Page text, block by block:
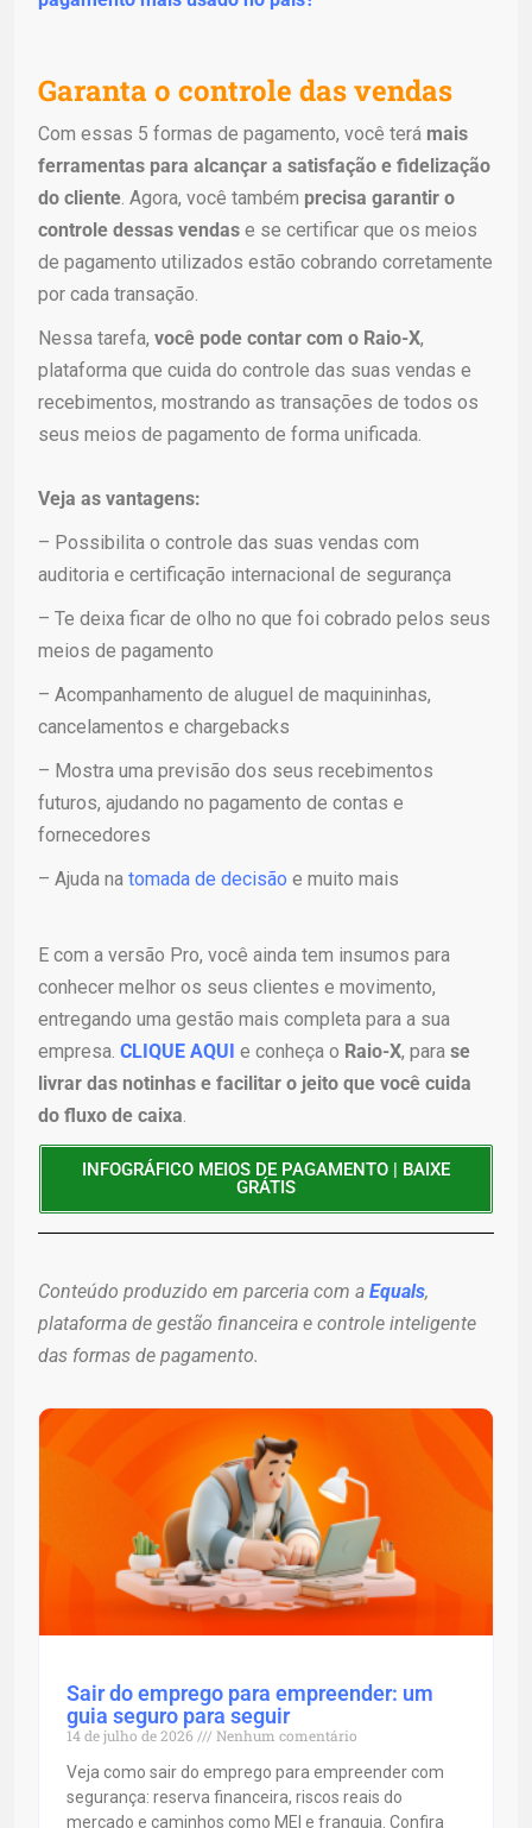
Garanta o controle das vendas
Com essas 5 formas de pagamento, você terá mais
ferramentas para alcançar a satisfação e fidelização
do cliente. Agora, você também precisa garantir o
controle dessas vendas e se certificar que os meios
de pagamento utilizados estão cobrando corretamente
por cada transação.
Nessa tarefa, você pode contar com o Raio-X,
plataforma que cuida do controle das suas vendas e
recebimentos, mostrando as transações de todos os
seus meios de pagamento de forma unificada.
Veja as vantagens:
– Possibilita o controle das suas vendas com
auditoria e certificação internacional de segurança
– Te deixa ficar de olho no que foi cobrado pelos seus
meios de pagamento
– Acompanhamento de aluguel de maquininhas,
cancelamentos e chargebacks
– Mostra uma previsão dos seus recebimentos
futuros, ajudando no pagamento de contas e
fornecedores
– Ajuda na tomada de decisão e muito mais
E com a versão Pro, você ainda tem insumos para
conhecer melhor os seus clientes e movimento,
entregando uma gestão mais completa para a sua
empresa. CLIQUE AQUI e conheça o Raio-X, para se
livrar das notinhas e facilitar o jeito que você cuida
do fluxo de caixa.
INFOGRÁFICO MEIOS DE PAGAMENTO | BAIXE
GRÁTIS
Conteúdo produzido em parceria com a Equals,
plataforma de gestão financeira e controle inteligente
das formas de pagamento.
Sair do emprego para empreender: um
guia seguro para seguir
14 de julho de 2026
Nenhum comentário
Veja como sair do emprego para empreender com
segurança: reserva financeira, riscos reais do
mercado e caminhos como MEI e franquia. Confira